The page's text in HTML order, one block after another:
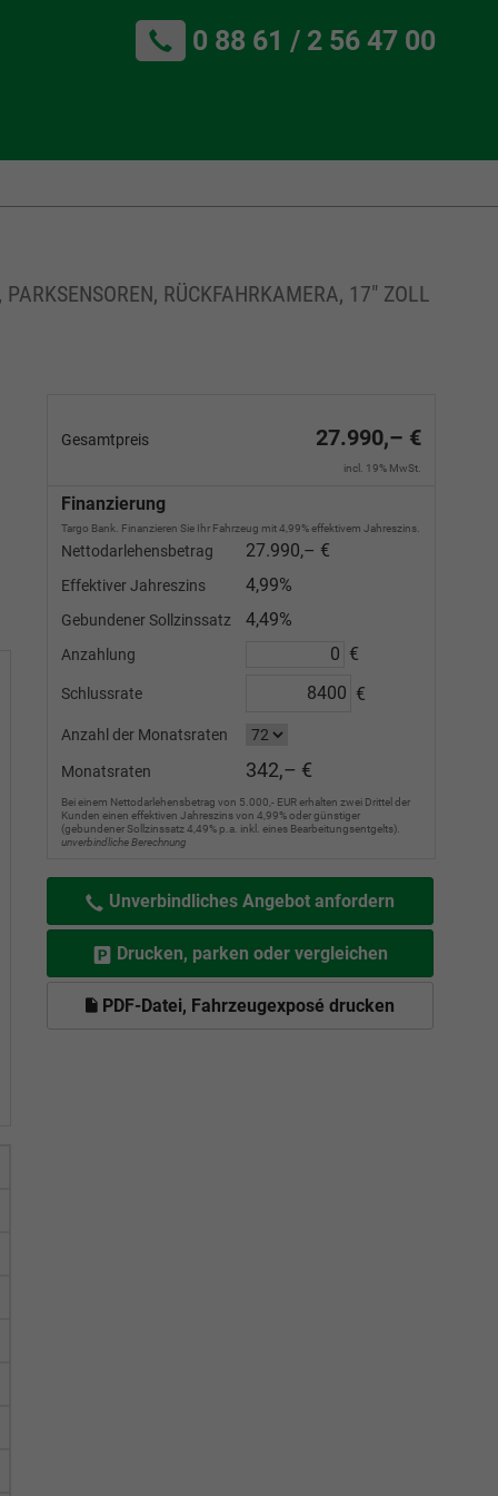
0 88 61 / 2 56 47 00
RÜCKFAHRKAMERA, 17" ZOLL
Gesamtpreis 27.990,– €
incl. 19% MwSt.
Finanzierung
Targo Bank. Finanzieren Sie Ihr Fahrzeug mit 4,99% effektivem Jahreszins.
Nettodarlehensbetrag 27.990,– €
Effektiver Jahreszins 4,99%
Gebundener Sollzinssatz 4,49%
Anzahlung €
Schlussrate €
Anzahl der Monatsraten
Monatsraten 342,– €
Bei einem Nettodarlehensbetrag von 5.000,- EUR erhalten zwei Drittel der
Kunden einen effektiven Jahreszins von 4,99% oder günstiger
(gebundener Sollzinssatz 4,49% p.a. inkl. eines Bearbeitungsentgelts).
unverbindliche Berechnung
Unverbindliches Angebot anfordern
Drucken, parken oder vergleichen
PDF-Datei, Fahrzeugexposé drucken